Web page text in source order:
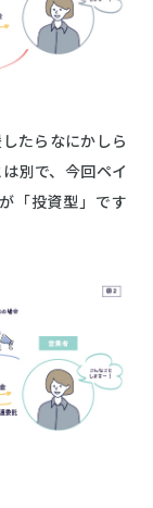
たらなにかしら
別で、今回ペイ
「投資型」です